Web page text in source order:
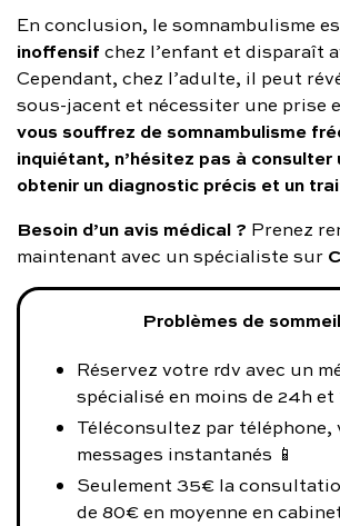
En conclusion, le somnambulisme
inoffensif chez l’enfant et disparaît
Cependant, chez l’adulte, il peut
sous-jacent et nécessiter une prise
vous souffrez de somnambulisme
inquiétant, n’hésitez pas à consulter
obtenir un diagnostic précis et un
Besoin d’un avis médical ? Prenez
maintenant avec un spécialiste sur
Problèmes de
Réservez votre rdv avec un
spécialisé en moins de 24h et
Téléconsultez par téléphone,
messages instantanés 📱
Seulement 35€ la
de 80€ en moyenne en